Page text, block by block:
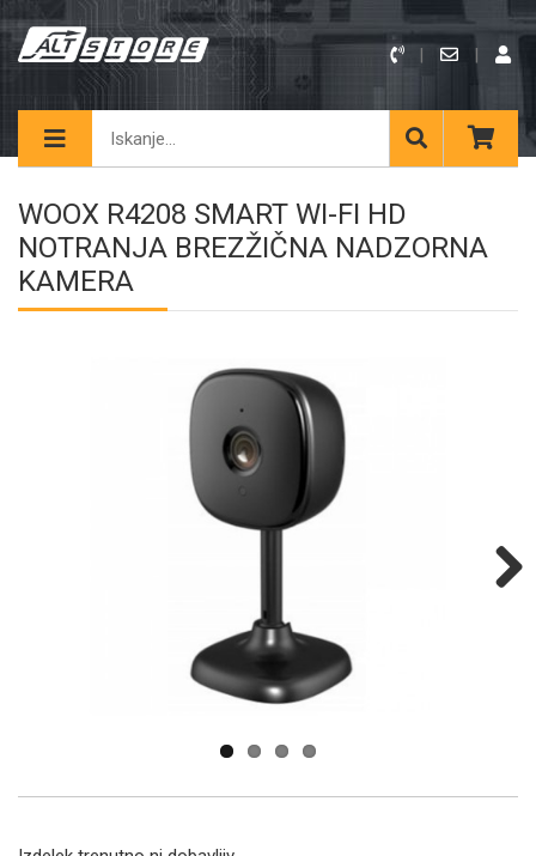
WOOX R4208 SMART WI-FI HD
NOTRANJA BREZŽIČNA NADZORNA
KAMERA